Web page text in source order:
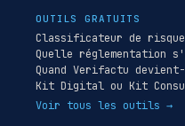
OUTILS GRATUITS
Classificateur de
Quelle réglementation
Quand Verifactu
Kit Digital ou Kit
Voir tous les outils →